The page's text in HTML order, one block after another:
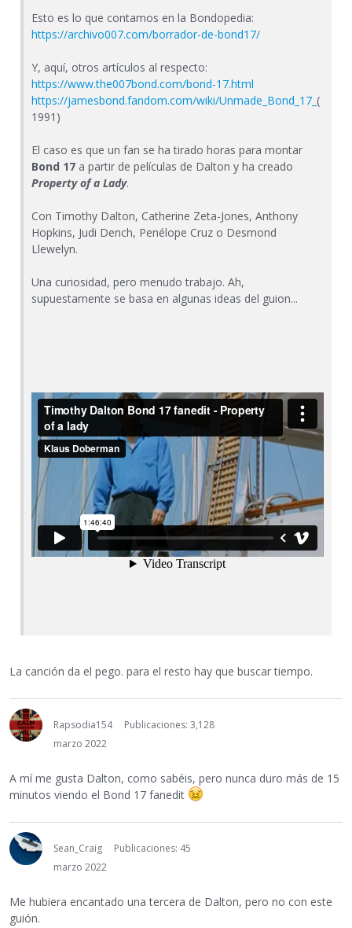
Esto es lo que contamos en la Bondopedia:
https://archivo007.com/borrador-de-bond17/
Y, aquí, otros artículos al respecto:
https://www.the007bond.com/bond-17.html
https://jamesbond.fandom.com/wiki/Unmade_Bond_17_ (
1991)
El caso es que un fan se ha tirado horas para montar
Bond 17 a partir de películas de Dalton y ha creado
Property of a Lady.
Con Timothy Dalton, Catherine Zeta-Jones, Anthony
Hopkins, Judi Dench, Penélope Cruz o Desmond
Llewelyn.
Una curiosidad, pero menudo trabajo. Ah,
supuestamente se basa en algunas ideas del guion...
La canción da el pego. para el resto hay que buscar tiempo.
Rapsodia154
Publicaciones: 3,128
marzo 2022
A mí me gusta Dalton, como sabéis, pero nunca duro más de 15
minutos viendo el Bond 17 fanedit
Sean_Craig
Publicaciones: 45
marzo 2022
Me hubiera encantado una tercera de Dalton, pero no con este
guión.